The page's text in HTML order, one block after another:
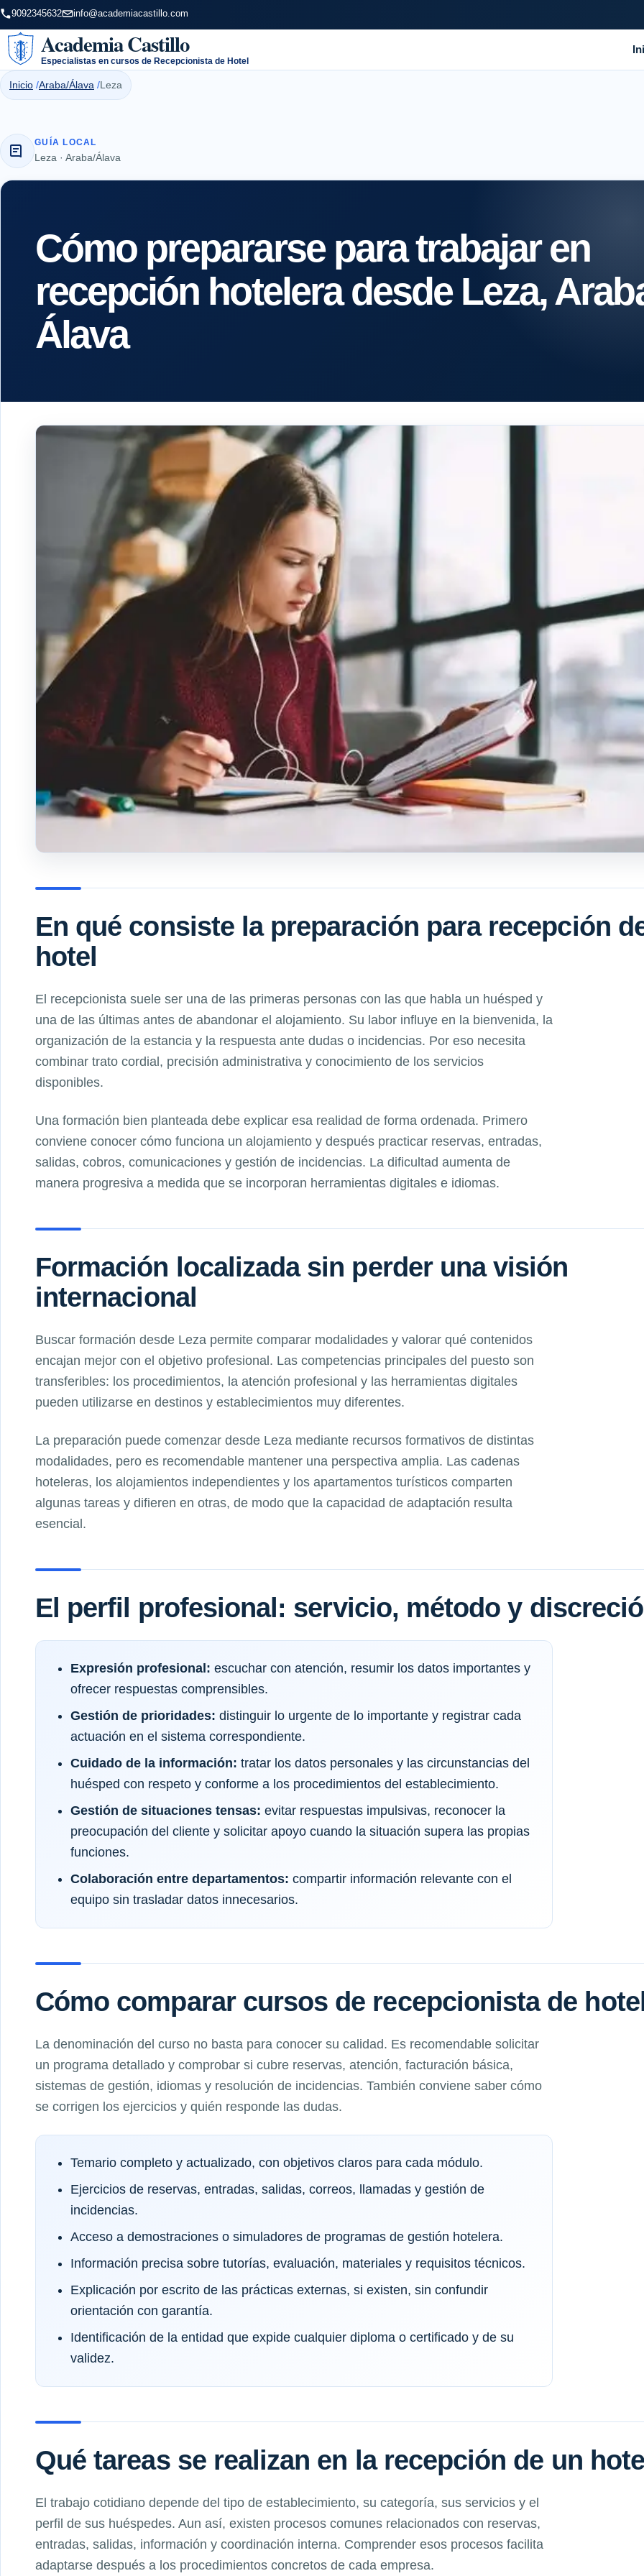
9092345632 info@academiacastillo.com
Academia Castillo
Especialistas en cursos de Recepcionista de Hotel
Inicio Araba/Álava Leza
GUÍA LOCAL
Leza · Araba/Álava
Cómo prepararse para trabajar en
recepción hotelera desde Leza,
Álava
En qué consiste la preparación para recepción
hotel
El recepcionista suele ser una de las primeras personas con las que habla un huésped y
una de las últimas antes de abandonar el alojamiento. Su labor influye en la bienvenida, la
organización de la estancia y la respuesta ante dudas o incidencias. Por eso necesita
combinar trato cordial, precisión administrativa y conocimiento de los servicios
disponibles.
Una formación bien planteada debe explicar esa realidad de forma ordenada. Primero
conviene conocer cómo funciona un alojamiento y después practicar reservas, entradas,
salidas, cobros, comunicaciones y gestión de incidencias. La dificultad aumenta de
manera progresiva a medida que se incorporan herramientas digitales e idiomas.
Formación localizada sin perder una visión
internacional
Buscar formación desde Leza permite comparar modalidades y valorar qué contenidos
encajan mejor con el objetivo profesional. Las competencias principales del puesto son
transferibles: los procedimientos, la atención profesional y las herramientas digitales
pueden utilizarse en destinos y establecimientos muy diferentes.
La preparación puede comenzar desde Leza mediante recursos formativos de distintas
modalidades, pero es recomendable mantener una perspectiva amplia. Las cadenas
hoteleras, los alojamientos independientes y los apartamentos turísticos comparten
algunas tareas y difieren en otras, de modo que la capacidad de adaptación resulta
esencial.
El perfil profesional: servicio, método y
Expresión profesional: escuchar con atención, resumir los datos importantes y
ofrecer respuestas comprensibles.
Gestión de prioridades: distinguir lo urgente de lo importante y registrar cada
actuación en el sistema correspondiente.
Cuidado de la información: tratar los datos personales y las circunstancias del
huésped con respeto y conforme a los procedimientos del establecimiento.
Gestión de situaciones tensas: evitar respuestas impulsivas, reconocer la
preocupación del cliente y solicitar apoyo cuando la situación supera las propias
funciones.
Colaboración entre departamentos: compartir información relevante con el
equipo sin trasladar datos innecesarios.
Cómo comparar cursos de recepcionista de
La denominación del curso no basta para conocer su calidad. Es recomendable solicitar
un programa detallado y comprobar si cubre reservas, atención, facturación básica,
sistemas de gestión, idiomas y resolución de incidencias. También conviene saber cómo
se corrigen los ejercicios y quién responde las dudas.
Temario completo y actualizado, con objetivos claros para cada módulo.
Ejercicios de reservas, entradas, salidas, correos, llamadas y gestión de
incidencias.
Acceso a demostraciones o simuladores de programas de gestión hotelera.
Información precisa sobre tutorías, evaluación, materiales y requisitos técnicos.
Explicación por escrito de las prácticas externas, si existen, sin confundir
orientación con garantía.
Identificación de la entidad que expide cualquier diploma o certificado y de su
validez.
Qué tareas se realizan en la recepción de un
El trabajo cotidiano depende del tipo de establecimiento, su categoría, sus servicios y el
perfil de sus huéspedes. Aun así, existen procesos comunes relacionados con reservas,
entradas, salidas, información y coordinación interna. Comprender esos procesos facilita
adaptarse después a los procedimientos concretos de cada empresa.